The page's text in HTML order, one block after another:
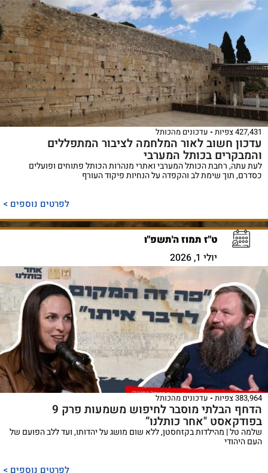
427,431 צפיות עדכונים מהכותל
עדכון חשוב לאור המלחמה לציבור המתפללים
והמבקרים בכותל המערבי
לעת עתה, רחבת הכותל המערבי ואתרי מנהרות הכותל פתוחים ופועלים
כסדרם, תוך שימת לב והקפדה על הנחיות פיקוד העורף
לפרטים נוספים >
ט"ז תמוז ה'תשפ"ו
יולי 1, 2026
383,964 צפיות עדכונים מהכותל
הדחף הבלתי מוסבר לחיפוש משמעות פרק 9
בפודקאסט "אחר כותלנו”
שלמה טל | מהילדות בקזחסטן, ללא שום מושג על יהדותו, ועד ללב הפועם של
העם היהודי
לפרטים נוספים >